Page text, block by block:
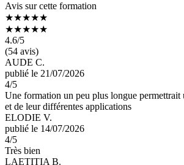
Avis sur cette formation
★★★★★
★★★★★
4.6/5
(54 avis)
AUDE C.
publié le 21/07/2026
4/5
Une formation un peu plus longue permettrait
et de leur différentes applications
ELODIE V.
publié le 14/07/2026
4/5
Très bien
LAETITIA B.